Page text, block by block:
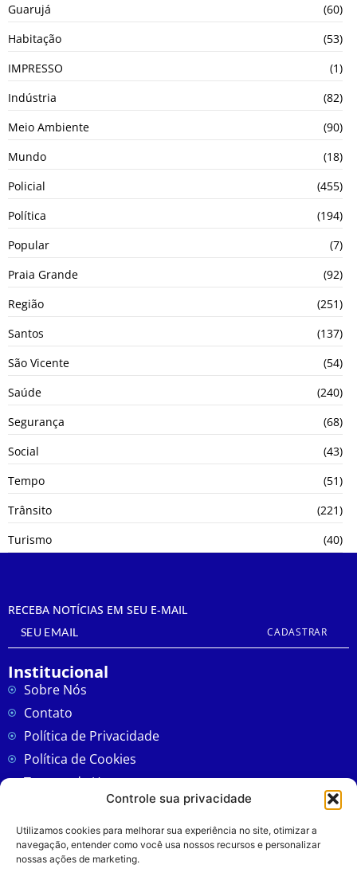
Controle sua privacidade
Utilizamos cookies para melhorar sua experiência no site, otimizar a
navegação, entender como você usa nossos recursos e personalizar
nossas ações de marketing.
Guarujá
(60)
Habitação
(53)
IMPRESSO
(1)
Indústria
(82)
Meio Ambiente
(90)
Mundo
(18)
Policial
(455)
Política
(194)
Popular
(7)
Praia Grande
(92)
Região
(251)
Santos
(137)
São Vicente
(54)
Saúde
(240)
Segurança
(68)
Social
(43)
Tempo
(51)
Trânsito
(221)
Turismo
(40)
RECEBA NOTÍCIAS EM SEU E-MAIL
CADASTRAR
Institucional
Sobre Nós
Contato
Política de Privacidade
Política de Cookies
Termos de Uso
Cubatão
Região